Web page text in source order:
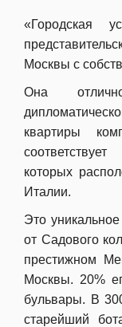
«Городская
Москвы с
Она
квартиры
которых
Италии.
Это
от Садового
престижном
Москвы. 20%
бульвары. В
старейший